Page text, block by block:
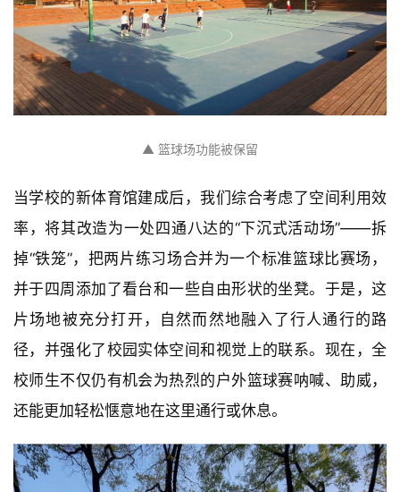
▲ 篮球场功能被保留
当学校的新体育馆建成后，我们综合考虑了空间利用效
率，将其改造为一处四通八达的“下沉式活动场”——拆
掉“铁笼”，把两片练习场合并为一个标准篮球比赛场，
并于四周添加了看台和一些自由形状的坐凳。于是，这
片场地被充分打开，自然而然地融入了行人通行的路
径，并强化了校园实体空间和视觉上的联系。现在，全
校师生不仅仍有机会为热烈的户外篮球赛呐喊、助威，
还能更加轻松惬意地在这里通行或休息。